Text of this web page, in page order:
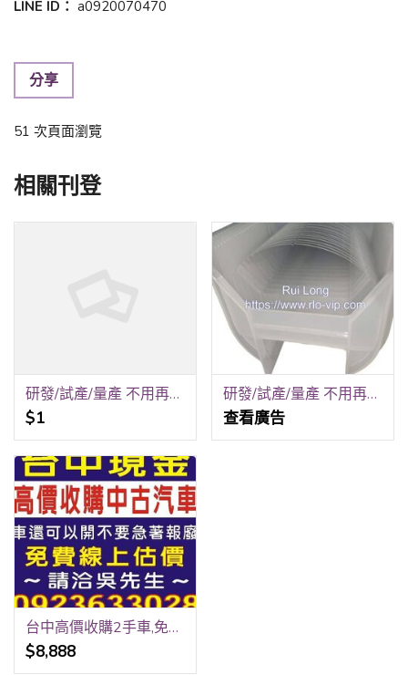
LINE ID： a0920070470
分享
51 次頁面瀏覽
相關刊登
研發/試產/量產 不用再跑五家！銳隆光電一站式全包
$1
研發/試產/量產 不用再跑五家！銳隆光電一站式全包！
查看廣告
台中高價收購2手車,免費線上報價,到府收購,請洽0923-633028吳先生
$8,888